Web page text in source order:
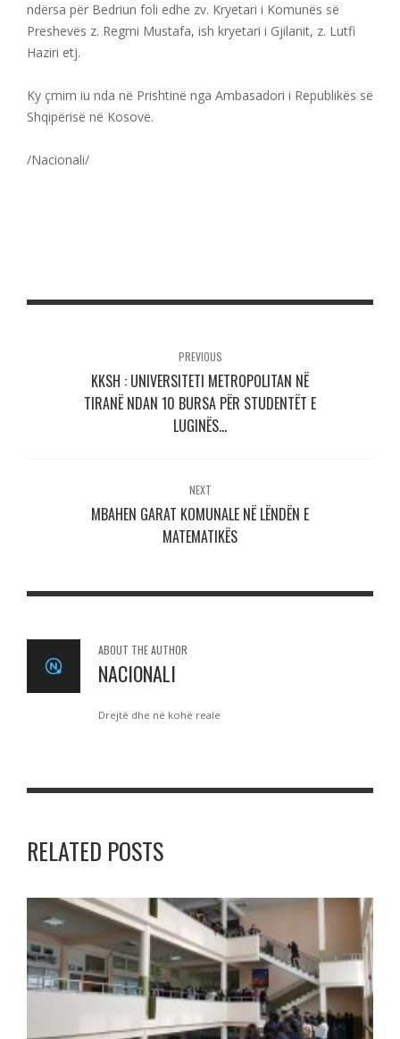
ndërsa për Bedriun foli edhe zv. Kryetari i Komunës së
Preshevës z. Regmi Mustafa, ish kryetari i Gjilanit, z. Lutfi
Haziri etj.
Ky çmim iu nda në Prishtinë nga Ambasadori i Republikës së
Shqipërisë në Kosovë.
/Nacionali/
PREVIOUS
KKSH : UNIVERSITETI METROPOLITAN NË
TIRANË NDAN 10 BURSA PËR STUDENTËT E
LUGINËS…
NEXT
MBAHEN GARAT KOMUNALE NË LËNDËN E
MATEMATIKËS
ABOUT THE AUTHOR
NACIONALI
Drejtë dhe në kohë reale
RELATED POSTS